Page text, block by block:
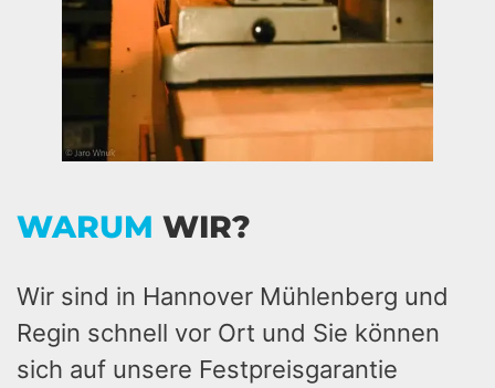
WARUM WIR?
Wir sind in Hannover Mühlenberg und
Regin schnell vor Ort und Sie können
sich auf unsere Festpreisgarantie